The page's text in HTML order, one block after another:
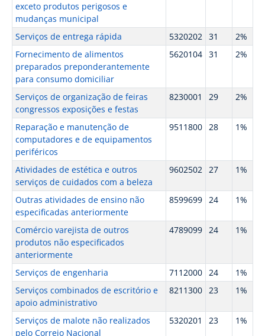
exceto produtos perigosos e
mudanças municipal
Serviços de entrega rápida 5320202 31
2%
Fornecimento de alimentos
preparados preponderantemente
para consumo domiciliar
5620104 31 2%
Serviços de organização de feiras
congressos exposições e festas
8230001 29 2%
Reparação e manutenção de
computadores e de equipamentos
periféricos
9511800 28 1%
Atividades de estética e outros
serviços de cuidados com a beleza
9602502 27 1%
Outras atividades de ensino não
especificadas anteriormente
8599699 24 1%
Comércio varejista de outros
produtos não especificados
anteriormente
4789099 24 1%
Serviços de engenharia 7112000 24
1%
Serviços combinados de escritório e
apoio administrativo
8211300 23 1%
Serviços de malote não realizados
pelo Correio Nacional
5320201 23 1%